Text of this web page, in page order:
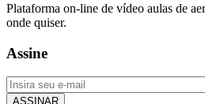
Plataforma on-line de vídeo aulas de
onde quiser.
Assine